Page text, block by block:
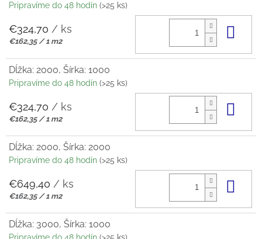
Pripravíme do 48 hodín (>25 ks)
€324,70 / ks
Jednotková
€162,35 / 1 m2
Dĺžka: 2000, Šírka: 1000
Pripravíme do 48 hodín (>25 ks)
€324,70 / ks
Jednotková
€162,35 / 1 m2
Dĺžka: 2000, Šírka: 2000
Pripravíme do 48 hodín (>25 ks)
€649,40 / ks
Jednotková
€162,35 / 1 m2
Dĺžka: 3000, Šírka: 1000